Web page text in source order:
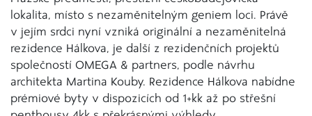
lokalita, místo s nezaměnitelným geniem loci. Právě
v jejím srdci nyní vzniká originální a nezaměnitelná
rezidence Hálkova, je další z rezidenčních projektů
společností OMEGA & partners, podle návrhu
architekta Martina Kouby. Rezidence Hálkova nabídne
prémiové byty v dispozicích od 1+kk až po střešní